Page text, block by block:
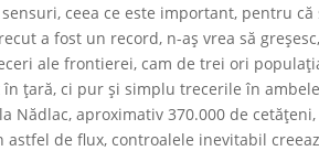
ceea ce este important, pentru
a fost un record, n-aș vrea să
ale frontierei, cam de trei ori
țară, ci pur și simplu trecerile în
Nădlac, aproximativ 370.000 de
astfel de flux, controalele inevitabil